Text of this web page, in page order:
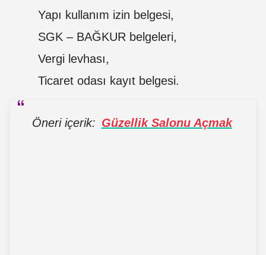
Yapı kullanım izin belgesi,
SGK – BAĞKUR belgeleri,
Vergi levhası,
Ticaret odası kayıt belgesi.
Öneri içerik: Güzellik Salonu Açmak